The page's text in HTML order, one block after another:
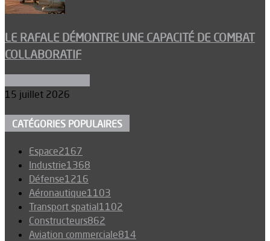
LE RAFALE DÉMONTRE UNE CAPACITÉ DE COMBAT
COLLABORATIF
15 juillet 2026
CATÉGORIES POPULAIRES
Espace2167
Industrie1368
Défense1216
Aéronautique1103
Transport spatial1102
Constructeurs862
Aviation commerciale814